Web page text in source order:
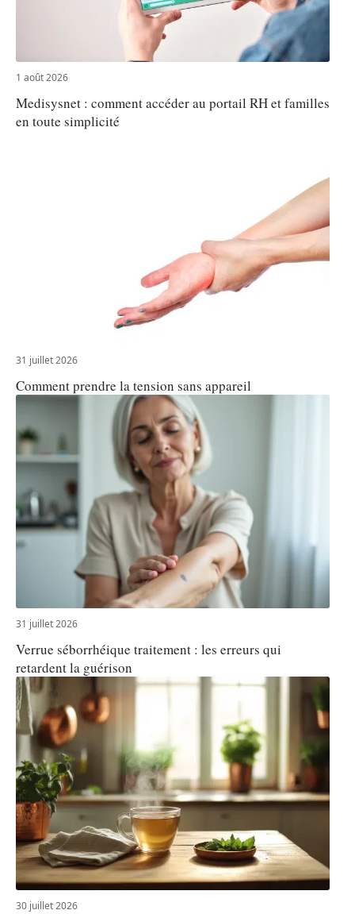
1 août 2026
Medisysnet : comment accéder au portail RH et familles
en toute simplicité
31 juillet 2026
Comment prendre la tension sans appareil
31 juillet 2026
Verrue séborrhéique traitement : les erreurs qui
retardent la guérison
30 juillet 2026